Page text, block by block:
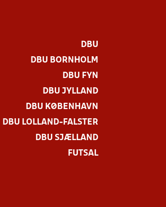
DBU
DBU BORNHOLM
DBU FYN
DBU JYLLAND
DBU KØBENHAVN
DBU LOLLAND-FALSTER
DBU SJÆLLAND
FUTSAL